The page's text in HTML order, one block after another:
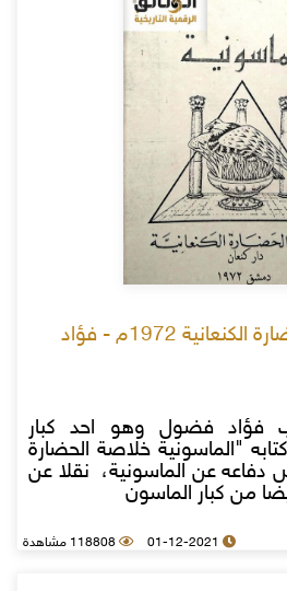
الماسونية خلاصة الحضارة الكنعانية 1972م - فؤاد
فؤاد فضول وهو احد كبار
"الماسونية خلاصة الحضارة
دفاعه عن الماسونية، نقلا عن
من كبار الماسون
01-12-2021 118808 مشاهدة